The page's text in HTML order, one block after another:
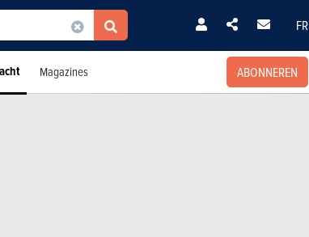
FR
Magazines ABONNEREN